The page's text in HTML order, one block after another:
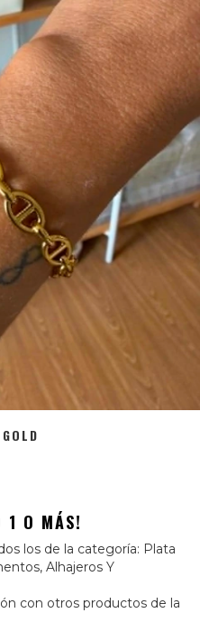
1 O MÁS!
los de la categoría: Plata
Alhajeros Y
con otros productos de la